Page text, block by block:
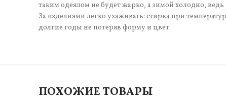
таким одеялом не будет жарко, а зимой холодно,
За изделиями легко ухаживать: стирка при
долгие годы не потеряв форму и цвет
ПОХОЖИЕ ТОВАРЫ